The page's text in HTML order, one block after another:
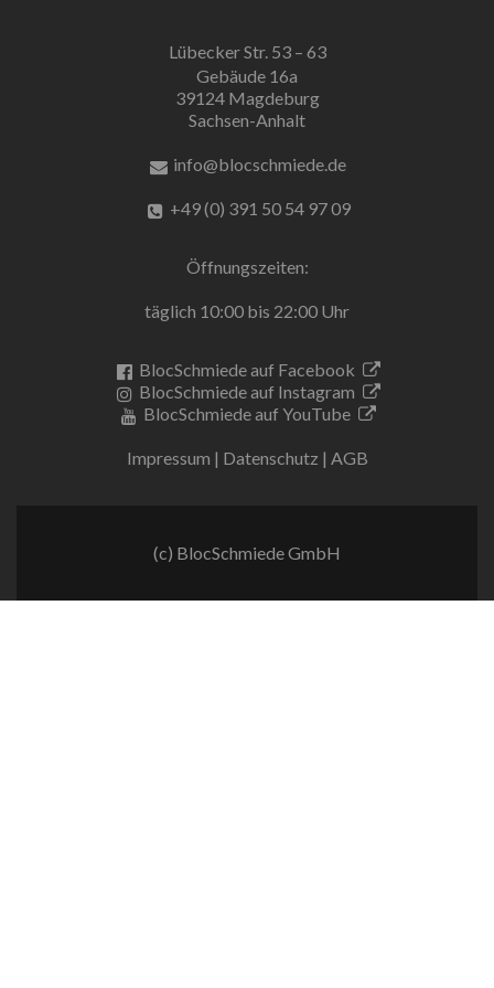
Lübecker Str. 53 – 63
Gebäude 16a
39124 Magdeburg
Sachsen-Anhalt
info@blocschmiede.de
+49 (0) 391 50 54 97 09
Öffnungszeiten:
täglich 10:00 bis 22:00 Uhr
BlocSchmiede auf Facebook
BlocSchmiede auf Instagram
BlocSchmiede auf YouTube
Impressum | Datenschutz | AGB
(c) BlocSchmiede GmbH